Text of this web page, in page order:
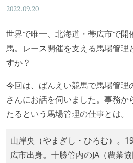
2022.09.20
世界で唯一、北海道・帯広市で開
馬。レース開催を支える馬場管理
すか？
今回は、ばんえい競馬で馬場管理
さんにお話を伺いました。事務
たるという馬場管理の仕事とは。
山岸央（やまぎし・ひろむ）。
広市出身。十勝管内のJA（農業